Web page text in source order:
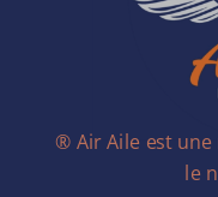
® Air Aile est une
le